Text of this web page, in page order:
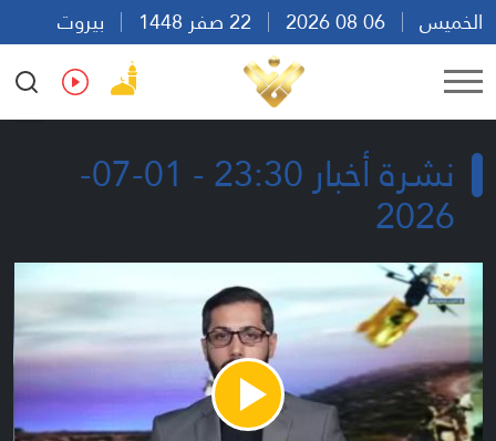
الخميس
بيروت
10:51
Ar En Fr Es
نشرة أخبار 23:30 - 01-07-
2026
Play
Video